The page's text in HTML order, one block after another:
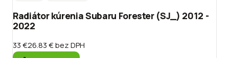
Radiátor kúrenia Subaru Forester (SJ_) 2012 -
2022
33 €26.83 €bez DPH